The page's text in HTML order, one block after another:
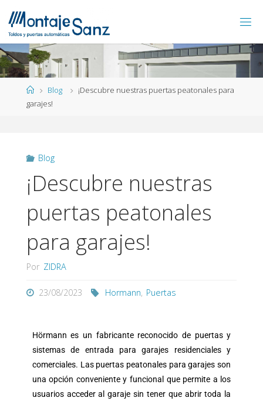
Blog
¡Descubre nuestras puertas peatonales para
garajes!
Blog
¡Descubre nuestras
puertas peatonales
para garajes!
Por ZIDRA
23/08/2023 Hormann, Puertas
Hörmann es un fabricante reconocido de puertas y
sistemas de entrada para garajes residenciales y
comerciales. Las puertas peatonales para garajes son
unaopción conveniente y funcional que permite a los
usuarios acceder al garaje sin tener que abrir toda la